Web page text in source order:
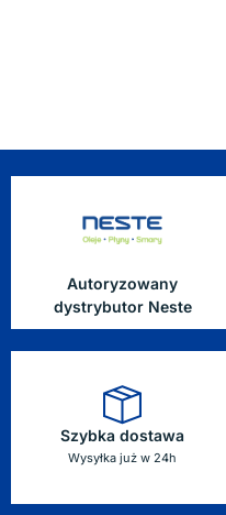
Autoryzowany
dystrybutor Neste
Szybka dostawa
Wysyłka już w 24h